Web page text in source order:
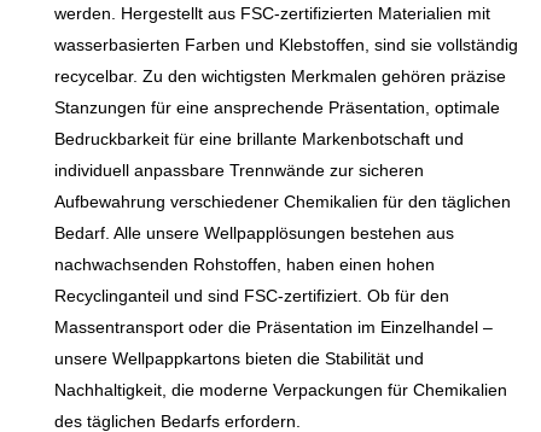
individuelle Logoanpassung,
die Wellpappenstärke kann
an die Produkteigenschaften
angepasst werden, und das
geringe Gewicht reduziert die
Versandkosten. Er ist
umweltfreundlich und
recycelbar und entspricht
damit dem Trend zu
nachhaltigen Verpackungen.
Direkt vom Hersteller – mit
einem hervorragenden Preis-
Leistungs-Verhältnis.
werden. Hergestellt aus FSC-zertifizierten Materialien mit
wasserbasierten Farben und Klebstoffen, sind sie vollständig
recycelbar. Zu den wichtigsten Merkmalen gehören präzise
Stanzungen für eine ansprechende Präsentation, optimale
Bedruckbarkeit für eine brillante Markenbotschaft und
individuell anpassbare Trennwände zur sicheren
Aufbewahrung verschiedener Chemikalien für den täglichen
Bedarf. Alle unsere Wellpapplösungen bestehen aus
nachwachsenden Rohstoffen, haben einen hohen
Recyclinganteil und sind FSC-zertifiziert. Ob für den
Massentransport oder die Präsentation im Einzelhandel –
unsere Wellpappkartons bieten die Stabilität und
Nachhaltigkeit, die moderne Verpackungen für Chemikalien
des täglichen Bedarfs erfordern.